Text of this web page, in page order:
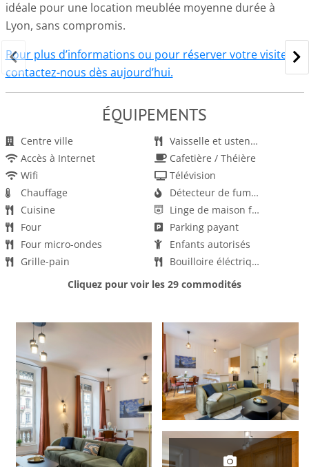
idéale pour une location meublée moyenne durée à
Lyon, sans compromis.
Pour plus d’informations ou pour réserver votre visite,
contactez-nous dès aujourd’hui.
ÉQUIPEMENTS
Centre ville
Accès à Internet
Wifi
Chauffage
Cuisine
Four
Four micro-ondes
Grille-pain
Lave-vaisselle
Vaisselle et ustensiles
Cafetière / Théière
Télévision
Détecteur de fumée
Linge de maison fourni
Parking payant
Enfants autorisés
Bouilloire éléctrique
Salon
Serviettes fournies
Sèche-cheveux
Séchoir
Animaux non acceptés
Fumer non autorisé
Fêtes / événements non autorisés
Cliquez pour voir les 29 commodités